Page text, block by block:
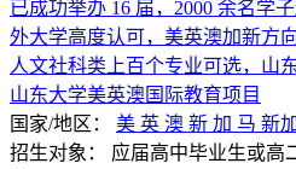
已成功举办 16 届，2000 余名学
外大学高度认可，美英澳加新方
人文社科类上百个专业可选，山
山东大学美英澳国际教育项目
国家/地区： 美 英 澳 新 加 马 新
招生对象： 应届高中毕业生或高